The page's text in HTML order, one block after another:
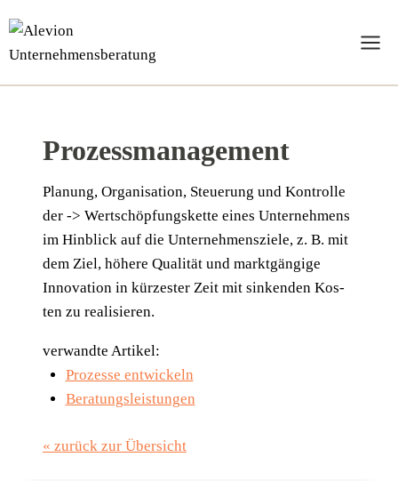
Inhalt
springen
Prozessmanagement
Pla­nung, Orga­ni­sa­ti­on, Steue­rung und Kon­trol­le
der -> Wert­schöp­fungs­ket­te eines Unter­neh­mens
im Hin­blick auf die Unter­neh­mens­zie­le, z. B. mit
dem Ziel, höhe­re Qua­li­tät und markt­gän­gi­ge
Inno­va­ti­on in kür­zes­ter Zeit mit sin­ken­den Kos­
ten zu realisieren.
verwandte Artikel:
Prozesse entwickeln
Beratungsleistungen
« zurück zur Übersicht